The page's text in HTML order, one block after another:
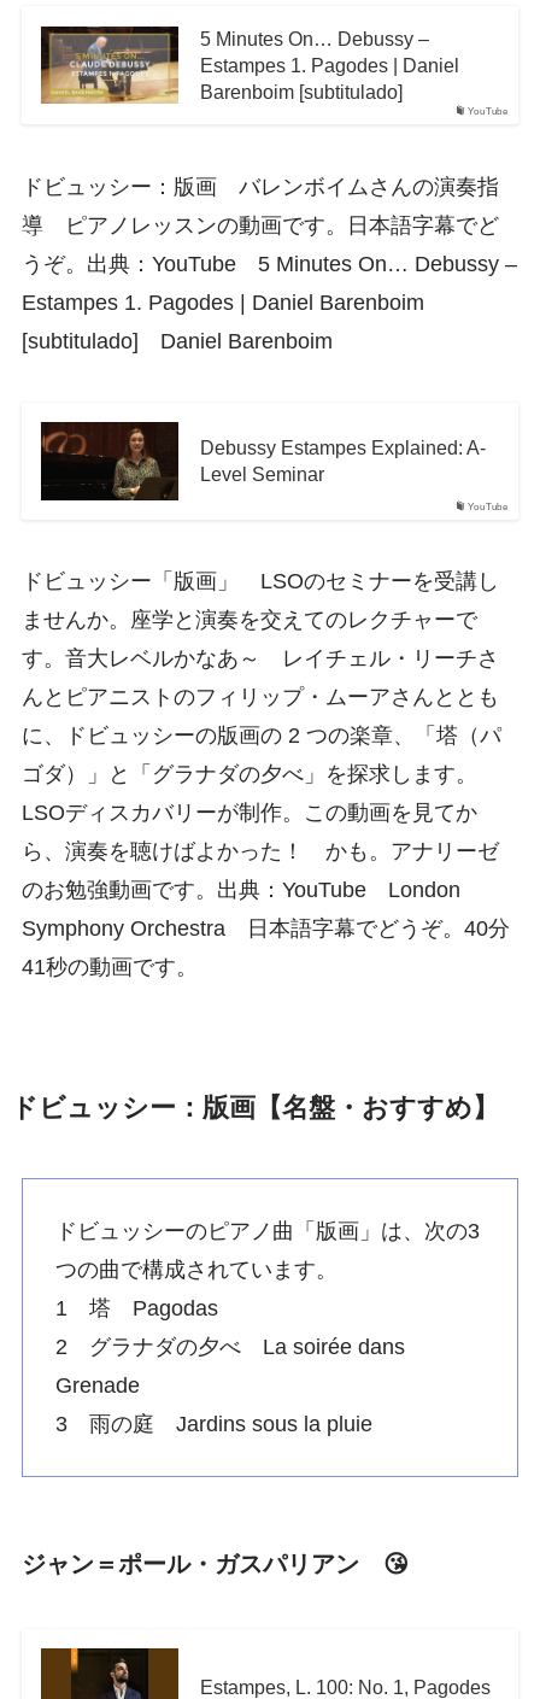
YouTube
5 Minutes On… Debussy –
Estampes 1. Pagodes | Daniel
Barenboim [subtitulado]
ドビュッシー：版画 バレンボイムさんの演奏指
導 ピアノレッスンの動画です。日本語字幕でど
うぞ。出典：YouTube 5 Minutes On… Debussy –
Estampes 1. Pagodes | Daniel Barenboim
[subtitulado] Daniel Barenboim
YouTube
Debussy Estampes Explained: A-
Level Seminar
ドビュッシー「版画」 LSOのセミナーを受講し
ませんか。座学と演奏を交えてのレクチャーで
す。音大レベルかなあ～ レイチェル・リーチさ
んとピアニストのフィリップ・ムーアさんととも
に、ドビュッシーの版画の 2 つの楽章、「塔（パ
ゴダ）」と「グラナダの夕べ」を探求します。
LSOディスカバリーが制作。この動画を見てか
ら、演奏を聴けばよかった！ かも。アナリーゼ
のお勉強動画です。出典：YouTube London
Symphony Orchestra 日本語字幕でどうぞ。40分
41秒の動画です。
ドビュッシー：版画【名盤・おすすめ】
ドビュッシーのピアノ曲「版画」は、次の3
つの曲で構成されています。
1 塔 Pagodas
2 グラナダの夕べ La soirée dans
Grenade
3 雨の庭 Jardins sous la pluie
ジャン＝ポール・ガスパリアン 😘
Estampes, L. 100: No. 1, Pagodes